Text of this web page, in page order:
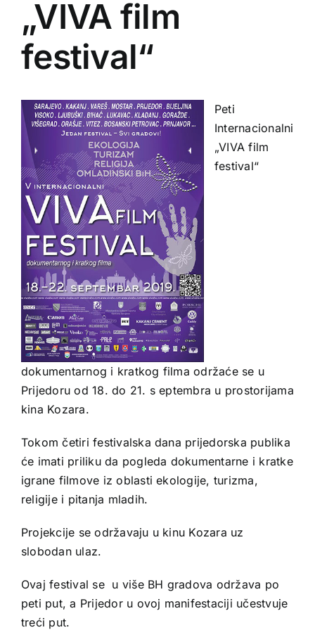
„VIVA film
festival“
Peti
Internacionalni
„VIVA film
festival“
dokumentarnog i kratkog filma održaće se u
Prijedoru od 18. do 21. s eptembra u prostorijama
kina Kozara.
Tokom četiri festivalska dana prijedorska publika
će imati priliku da pogleda dokumentarne i kratke
igrane filmove iz oblasti ekologije, turizma,
religije i pitanja mladih.
Projekcije se održavaju u kinu Kozara uz
slobodan ulaz.
Ovaj festival se u više BH gradova održava po
peti put, a Prijedor u ovoj manifestaciji učestvuje
treći put.